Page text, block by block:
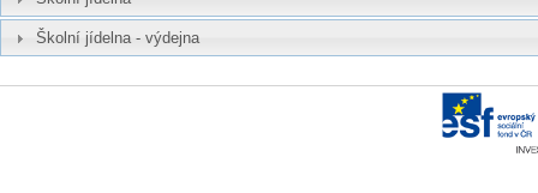
Školní jídelna - výdejna